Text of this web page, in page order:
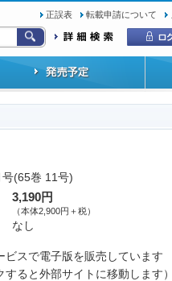
正誤表 転載申請について
(65巻 11号)
3,190円
（本体2,900円＋税）
なし
ビスで電子版を販売しています
すると外部サイトに移動します）